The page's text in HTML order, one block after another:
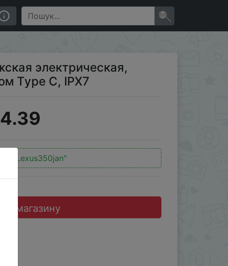
IPX7
электрическая,
Type C, IPX7
"Lexus350jan"
магазину